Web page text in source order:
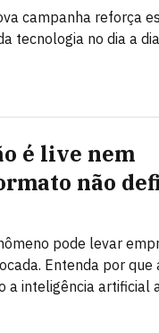
campanha reforça
tecnologia no dia a
é live nem
não
pode levar
Entenda por que
a inteligência artificial